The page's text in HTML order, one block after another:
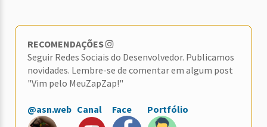
RECOMENDAÇÕES
Seguir Redes Sociais do Desenvolvedor. Publicamos
novidades. Lembre-se de comentar em algum post
"Vim pelo MeuZapZap!"
@asn.web Canal Face Portfólio